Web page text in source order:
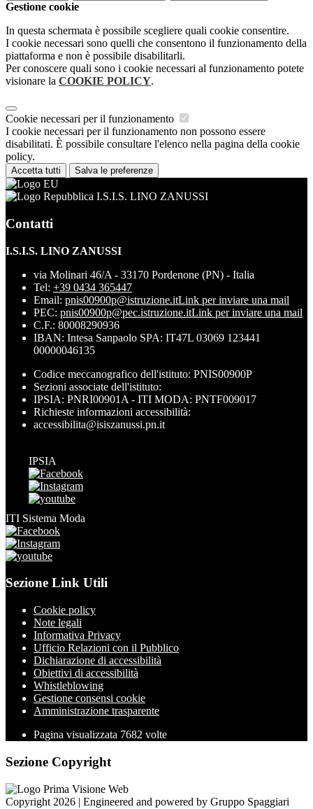
Gestione cookie
In questa schermata è possibile scegliere quali cookie consentire.
I cookie necessari sono quelli che consentono il funzionamento della
piattaforma e non è possibile disabilitarli.
Per conoscere quali sono i cookie necessari al funzionamento potete
visionare la COOKIE POLICY.
Cookie necessari per il funzionamento
I cookie necessari per il funzionamento non possono essere
disabilitati. È possibile consultare l'elenco nella pagina della cookie
policy.
Accetta tutti Salva le preferenze
I.S.I.S. LINO ZANUSSI
Contatti
I.S.I.S. LINO ZANUSSI
via Molinari 46/A - 33170 Pordenone (PN) - Italia
Tel: +39 0434 365447
Email: pnis00900p@istruzione.itLink per inviare una mail
PEC: pnis00900p@pec.istruzione.itLink per inviare una mail
C.F.: 80008290936
IBAN: Intesa Sanpaolo SPA: IT47L 03069 123441
00000046135
Codice meccanografico dell'istituto: PNIS00900P
Sezioni associate dell'istituto:
IPSIA: PNRI00901A - ITI MODA: PNTF009017
Richieste informazioni accessibilità:
accessibilita@isiszanussi.pn.it
IPSIA
ITI Sistema Moda
Sezione Link Utili
Cookie policy
Note legali
Informativa Privacy
Ufficio Relazioni con il Pubblico
Dichiarazione di accessibilità
Obiettivi di accessibilità
Whistleblowing
Gestione consensi cookie
Amministrazione trasparente
Pagina visualizzata 7682 volte
Sezione Copyright
Copyright 2026 | Engineered and powered by Gruppo Spaggiari